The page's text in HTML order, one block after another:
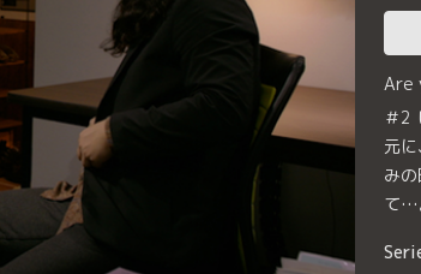
Are
＃2
元
み
て…